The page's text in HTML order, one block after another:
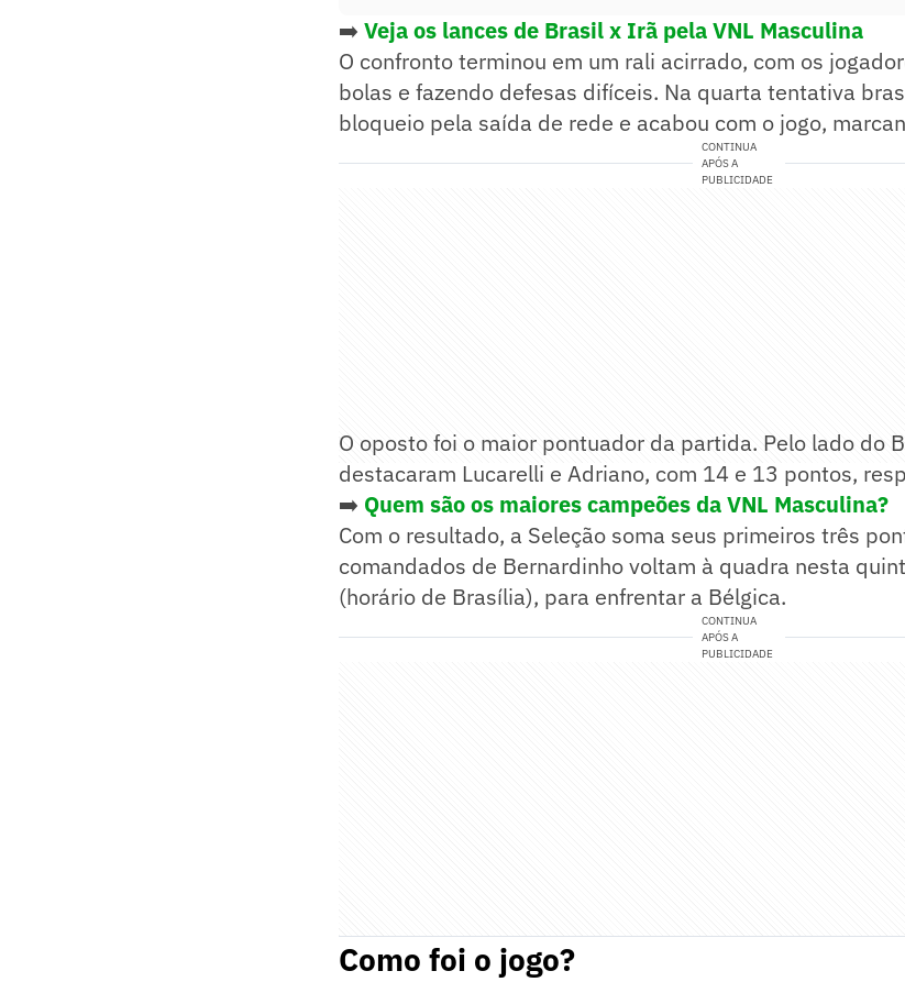
➡️ Veja os lances de Brasil x Irã pela VNL Masculina
O confronto terminou em um rali acirrado, com os
bolas e fazendo defesas difíceis. Na quarta tentativa
bloqueio pela saída de rede e acabou com o jogo,
CONTINUA
APÓS A
PUBLICIDADE
O oposto foi o maior pontuador da partida. Pelo lado do
destacaram Lucarelli e Adriano, com 14 e 13 pontos,
➡️ Quem são os maiores campeões da VNL Masculina?
Com o resultado, a Seleção soma seus primeiros três
comandados de Bernardinho voltam à quadra nesta
(horário de Brasília), para enfrentar a Bélgica.
CONTINUA
APÓS A
PUBLICIDADE
Como foi o jogo?